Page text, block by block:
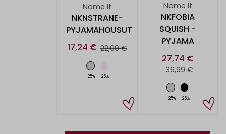
Name It
NKNSTRANE-
PYJAMAHOUSUT
17,24 € 22,99 €
-25% -25%
Name It
NKFOBIA
SQUISH -
PYJAMA
27,74 €
36,99 €
-25% -25%